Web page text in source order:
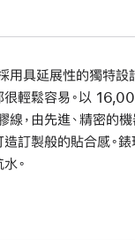
用具延展性的獨特設
很輕鬆容易。以
，由先進、精密的機
訂製般的貼合感。
。